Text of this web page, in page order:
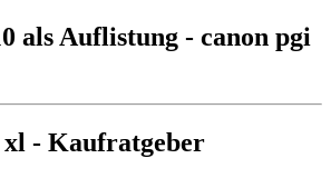
als Auflistung - canon pgi
xl - Kaufratgeber